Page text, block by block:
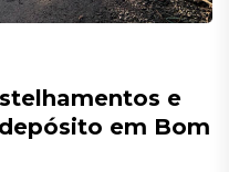
e
em Bom